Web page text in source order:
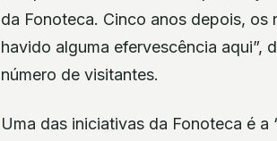
da Fonoteca. Cinco anos depois, os
havido alguma efervescência aqui”,
número de visitantes.
Uma das iniciativas da Fonoteca é